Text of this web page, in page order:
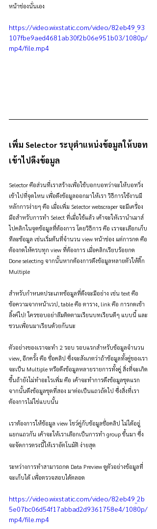
หน้าช่องนั่นเอง
https://video.wixstatic.com/video/82eb49_93
107fbe9aed4681ab30f2b06e951b03/1080p/
mp4/file.mp4
เพิ่ม Selector ระบุตำแหน่งข้อมูลให้บอท
เข้าไปดึงข้อมูล
Selector คือส่วนที่เราสร้างเพื่อใช้บอกบอทว่าจะให้บอทวิ่ง
เข้าไปที่จุดไหน เพื่อดึงข้อมูลออกมาให้เรา วิธีการใช้งานมี
หลักการง่ายๆ คือ เมื่อเพิ่ม Selector webscraper จะมีเครื่อง
มือสำหรับการทำ Select ที่เมื่อใช้แล้ว เค้าจะให้เรานำเมาส์
ไปคลิกในจุดข้อมูลที่ต้องการ โดยวิธีการ คือ เราจะเลือกเก็บ
ทีละข้อมูล เช่นเริ่มต้นที่จำนวน view หน้าช่อง แต่การกด คือ
ต้องกดให้ครบทุก view ที่ต้องการ เมื่อคลิกเรียบร้อยกด
Done selecting จากนั้นหากต้องการดึงข้อมูลหลายตัวให้ติ๊ก
Multiple
สำหรับกำหนดประเภทข้อมูลที่ดึงจะมีอย่าง เช่น text คือ
ข้อความจากหน้าเวป, table คือ ตาราง, link คือ การกดเข้า
ลิ้งค์ไป! ใครชอบอย่าลืมติดตามเรียนบทเรียนดีๆ แบบนี้ และ
ชวนเพื่อนมาเรียนด้วยกันนะ
ตัวอย่างของเราจะทำ 2 รอบ รอบแรกสำหรับข้อมูลจำนวน
view, อีกครั้ง คือ ชื่อคลิป ซึ่งจะสังเกตว่าถ้าข้อมูลทั้งคู่ของเรา
จะเป็น Multiple หรือดึงข้อมูลหลายรายการทั้งคู่ สิ่งที่จะเกิด
ขึ้นถ้ายังไม่ทำอะไรเพิ่ม คือ เค้าจะทำการดึงข้อมูลชุดแรก
จากนั้นดึงข้อมูลชุดที่สอง มาต่อเป็นแถวถัดไป ซึ่งสิ่งที่เรา
ต้องการไม่ใช่แบบนั้น
เราต้องการให้ข้อมูล view โชว์คู่กับข้อมูลชื่อคลิป ไม่ได้อยู่
แยกแถวกัน เค้าจะให้เราเลือกเป็นการทำ group ขึ้นมา ซึ่ง
จะจัดการตรงนี้ให้เราอัตโนมัติ ง่ายสุด
ระหว่างการทำสามารถกด Data Preview ดูตัวอย่างข้อมูลที่
จะเก็บได้ เพื่อตรวจสอบได้ตลอด
https://video.wixstatic.com/video/82eb49_2b
5e07bc06d54f17abbad2d9361758e4/1080p/
mp4/file.mp4